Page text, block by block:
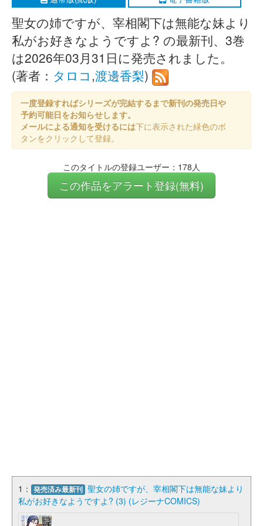
聖女の姉ですが、宰相閣下は無能な妹より
私がお好きなようですよ? の最新刊、3巻
は2026年03月31日に発売されました。
(著者： タロコ ,渡邊香梨)
一度登録すればシリーズが完結するまで新刊の発売日や
予約可能日をお知らせします。
メールによる通知を受けるには下に表示された緑色のボ
タンをクリックして登録。
このタイトルの登録ユーザー：178人
この作品をアラート登録(無料)
1： 発売済み最新刊 聖女の姉ですが、宰相閣下は無能な妹より
私がお好きなようですよ? (3) (レジーナCOMICS)